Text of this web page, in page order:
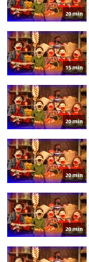
20 min
15 min
20 min
20 min
20 min